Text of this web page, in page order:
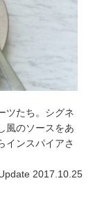
ツたち。シグネ
風のソースをあ
インスパイアさ
2017.10.25